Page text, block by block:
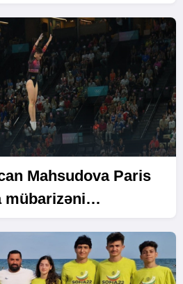
Mahsudova Paris
mübarizəni